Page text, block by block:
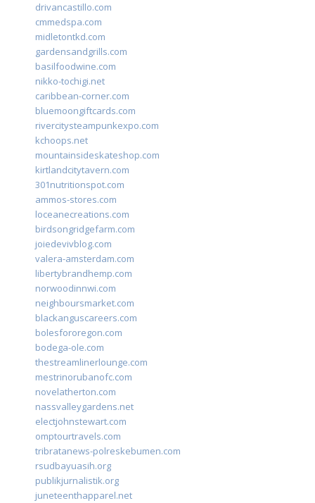
drivancastillo.com
cmmedspa.com
midletontkd.com
gardensandgrills.com
basilfoodwine.com
nikko-tochigi.net
caribbean-corner.com
bluemoongiftcards.com
rivercitysteampunkexpo.com
kchoops.net
mountainsideskateshop.com
kirtlandcitytavern.com
301nutritionspot.com
ammos-stores.com
loceanecreations.com
birdsongridgefarm.com
joiedevivblog.com
valera-amsterdam.com
libertybrandhemp.com
norwoodinnwi.com
neighboursmarket.com
blackanguscareers.com
bolesfororegon.com
bodega-ole.com
thestreamlinerlounge.com
mestrinorubanofc.com
novelatherton.com
nassvalleygardens.net
electjohnstewart.com
omptourtravels.com
tribratanews-polreskebumen.com
rsudbayuasih.org
publikjurnalistik.org
juneteenthapparel.net